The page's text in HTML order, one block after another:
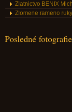
Zlatnictvo BENIX
Zlomene rameno
Posledné fotografie